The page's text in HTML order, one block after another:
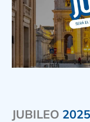
JUBILEO 2025